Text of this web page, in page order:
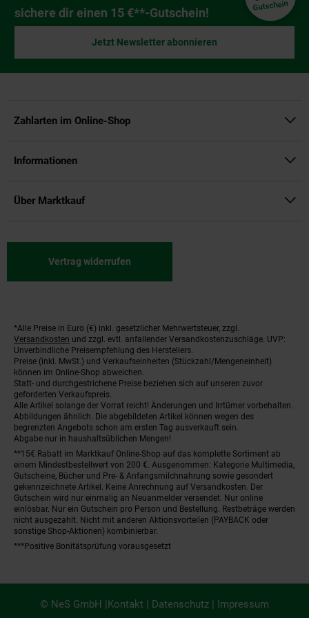
sichere dir einen 15 €**-Gutschein!
Gutschein
Jetzt Newsletter abonnieren
Zahlarten im Online-Shop
Informationen
Über Marktkauf
Vertrag widerrufen
Fußnoten
*Alle Preise in Euro (€) inkl. gesetzlicher Mehrwertsteuer, zzgl.
Versandkosten und zzgl. evtl. anfallender Versandkostenzuschläge. UVP:
Unverbindliche Preisempfehlung des Herstellers.
Preise (inkl. MwSt.) und Verkaufseinheiten (Stückzahl/Mengeneinheit)
können im Online-Shop abweichen.
Statt- und durchgestrichene Preise beziehen sich auf unseren zuvor
geforderten Verkaufspreis.
Alle Artikel solange der Vorrat reicht! Änderungen und Irrtümer vorbehalten.
Abbildungen ähnlich. Die abgebildeten Artikel können wegen des
begrenzten Angebots schon am ersten Tag ausverkauft sein.
Abgabe nur in haushaltsüblichen Mengen!
**15€ Rabatt im Marktkauf Online-Shop auf das komplette Sortiment ab
einem Mindestbestellwert von 200 €. Ausgenommen: Kategorie Multimedia,
Gutscheine, Bücher und Pre- & Anfangsmilchnahrung sowie gesondert
gekennzeichnete Artikel. Keine Anrechnung auf Versandkosten. Der
Gutschein wird nur einmalig an Neuanmelder versendet. Nur online
einlösbar. Nur ein Gutschein pro Person und Bestellung. Restbeträge werden
nicht ausgezahlt. Nicht mit anderen Aktionsvorteilen (PAYBACK oder
sonstige Shop-Aktionen) kombinierbar.
***Positive Bonitätsprüfung vorausgesetzt
© NeS GmbH |Kontakt | Datenschutz | Impressum